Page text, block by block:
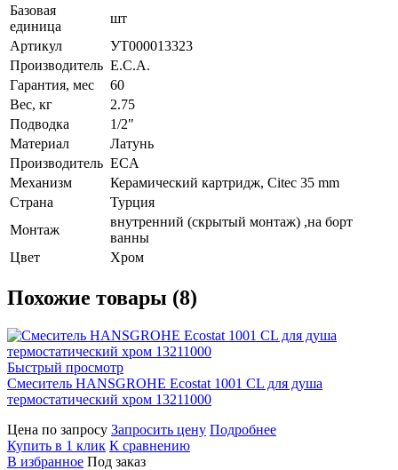
Базовая
единица
шт
Артикул
УТ000013323
Производитель E.C.A.
Гарантия, мес
60
Вес, кг
2.75
Подводка
1/2"
Материал
Латунь
Производитель ECA
Механизм
Керамический картридж, Citec 35 mm
Страна
Турция
Монтаж
внутренний (скрытый монтаж) ,на борт
ванны
Цвет
Хром
Похожие товары (8)
Быстрый просмотр
Смеситель HANSGROHE Ecostat 1001 CL для душа
термостатический хром 13211000
Цена по запросу Запросить цену Подробнее
Купить в 1 клик К сравнению
В избранное Под заказ